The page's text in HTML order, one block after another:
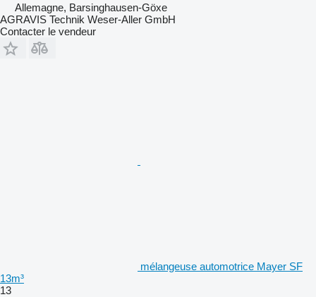
Allemagne, Barsinghausen-Göxe
AGRAVIS Technik Weser-Aller GmbH
Contacter le vendeur
mélangeuse automotrice Mayer SF
13m³
13